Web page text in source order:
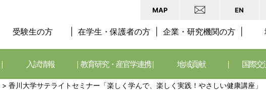
MAP EN
受験生の方 在学生・保護者の方 企業・研究機関の方
入試情報 教育研究・産官学連携 地域貢献 国際交
> 香川大学サテライトセミナー「楽しく学んで、楽しく実践！やさしい健康講座」